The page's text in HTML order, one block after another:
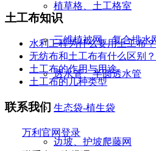
植草格、土工格室
三维植被网、复合排水
透水管、半圆透水管
生态袋-植生袋
边坡、护坡爬藤网
土工布知识
水利工程为什么要用土工布？
无纺布和土工布有什么区别？
土工布的作用与用途
土工布的几种类型
联系我们
万利官网登录